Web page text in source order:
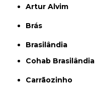
Artur Alvim
Brás
Brasilândia
Cohab Brasilândia
Carrãozinho